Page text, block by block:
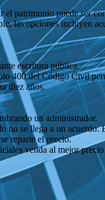
patrimonio puede ser
las opciones incluyen
escritura pública.
400 del Código Civil
diez años.
un administrador.
no se llega a un
reparte el precio.
venda al mejor